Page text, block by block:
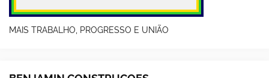
MAIS TRABALHO, PROGRESSO E UNIÃO